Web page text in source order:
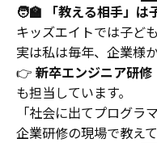
🧑‍🏫 「教える相手」は
キッズエイトでは子ど
実は私は毎年、企業様
👉 新卒エンジニア研修
も担当しています。
「社会に出てプログラ
企業研修の現場で教えて